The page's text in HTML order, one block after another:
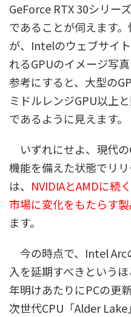
GeForce RTX 30シリー
であることが伺えます
が、Intelのウェブサイ
れるGPUのイメージ写
参考にすると、大型の
ミドルレンジGPU以上
であるように見えます。
いずれにせよ、現代
機能を備えた状態でリ
は、 NVIDIAとAMDに続
市場に変化をもたらす
ます。
今の時点で、Intel Arc
入を延期すべきというほ
年明けあたりにPCの更
次世代CPU「Alder